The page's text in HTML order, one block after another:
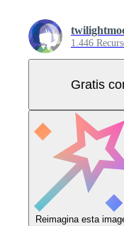
1.446
Gratis
Reimagina esta